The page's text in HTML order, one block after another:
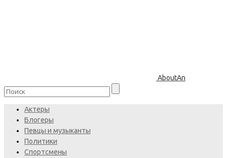
AboutAn
Актеры
Блогеры
Певцы и музыканты
Политики
Спортсмены